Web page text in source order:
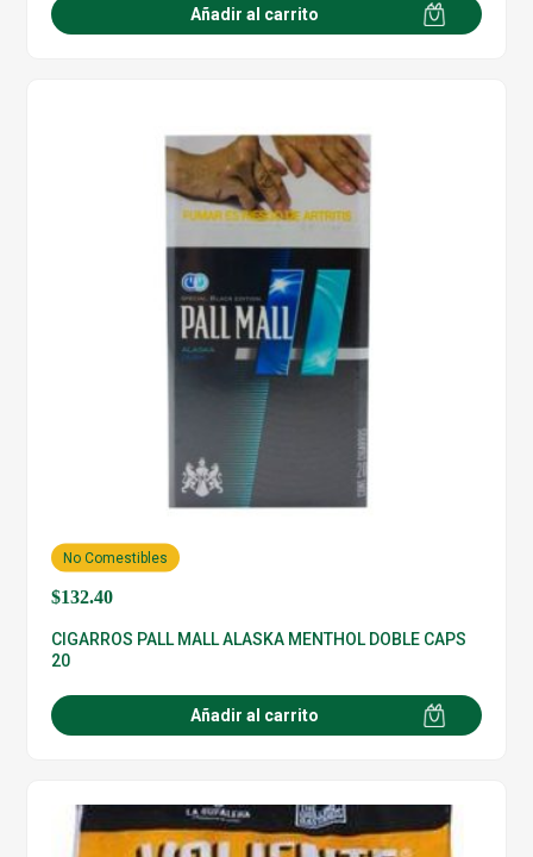
Añadir al carrito
$132.40
No Comestibles
CIGARROS PALL MALL ALASKA MENTHOL DOBLE CAPS
20
Añadir al carrito